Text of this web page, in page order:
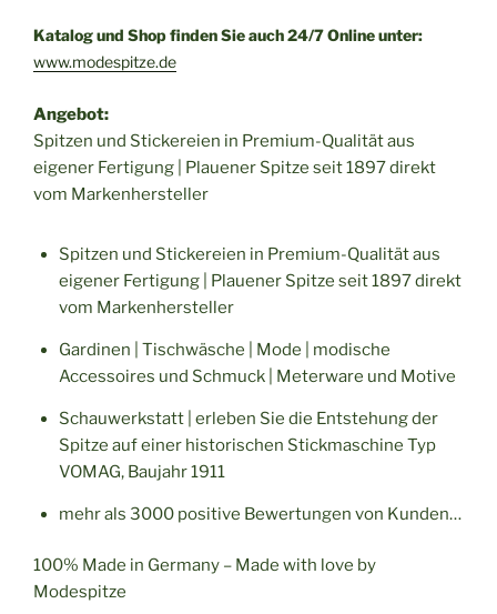
Katalog und Shop finden Sie auch 24/7 Online unter:
www.modespitze.de
Angebot:
Spitzen und Stickereien in Premium-Qualität aus
eigener Fertigung | Plauener Spitze seit 1897 direkt
vom Markenhersteller
Spitzen und Stickereien in Premium-Qualität aus
eigener Fertigung | Plauener Spitze seit 1897 direkt
vom Markenhersteller
Gardinen | Tischwäsche | Mode | modische
Accessoires und Schmuck | Meterware und Motive
Schauwerkstatt | erleben Sie die Entstehung der
Spitze auf einer historischen Stickmaschine Typ
VOMAG, Baujahr 1911
mehr als 3000 positive Bewertungen von Kunden…
100% Made in Germany – Made with love by
Modespitze